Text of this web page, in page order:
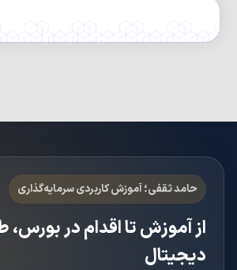
حامد ثقفی؛ آموزش کاربردی سرمایه‌گذاری
از آموزش تا اقدام در بورس،
دیجیتال